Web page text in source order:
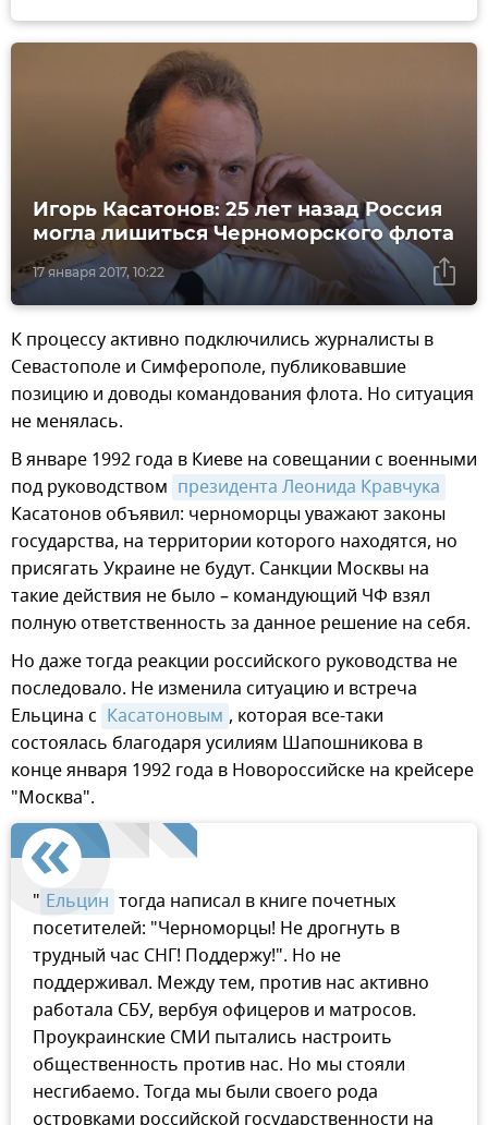
17 января 2017, 10:22
Игорь Касатонов: 25 лет назад Россия
могла лишиться Черноморского флота
К процессу активно подключились журналисты в
Севастополе и Симферополе, публиковавшие
позицию и доводы командования флота. Но ситуация
не менялась.
В январе 1992 года в Киеве на совещании с военными
под руководством президента Леонида Кравчука
Касатонов объявил: черноморцы уважают законы
государства, на территории которого находятся, но
присягать Украине не будут. Санкции Москвы на
такие действия не было – командующий ЧФ взял
полную ответственность за данное решение на себя.
Но даже тогда реакции российского руководства не
последовало. Не изменила ситуацию и встреча
Ельцина с Касатоновым , которая все-таки
состоялась благодаря усилиям Шапошникова в
конце января 1992 года в Новороссийске на крейсере
"Москва".
" Ельцин тогда написал в книге почетных
посетителей: "Черноморцы! Не дрогнуть в
трудный час СНГ! Поддержу!". Но не
поддерживал. Между тем, против нас активно
работала СБУ, вербуя офицеров и матросов.
Проукраинские СМИ пытались настроить
общественность против нас. Но мы стояли
несгибаемо. Тогда мы были своего рода
островками российской государственности на